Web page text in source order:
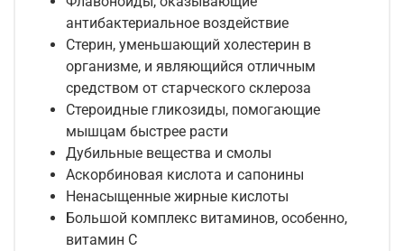
антибактериальное воздействие
Стерин, уменьшающий холестерин в
организме, и являющийся отличным
средством от старческого склероза
Стероидные гликозиды, помогающие
мышцам быстрее расти
Дубильные вещества и смолы
Аскорбиновая кислота и сапонины
Ненасыщенные жирные кислоты
Большой комплекс витаминов, особенно,
витамин С